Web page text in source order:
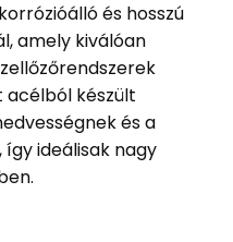
és hosszú
amely kiválóan
acélból készült
és a
ideálisak nagy